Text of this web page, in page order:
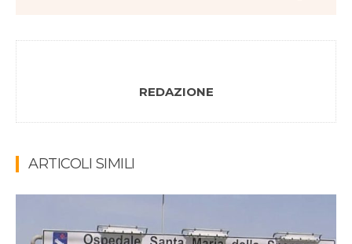
REDAZIONE
ARTICOLI SIMILI